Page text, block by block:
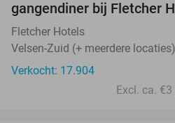
gangendiner bij Fletcher
Fletcher Hotels
Velsen-Zuid (+ meerdere
Verkocht: 17.904
Excl. ca.